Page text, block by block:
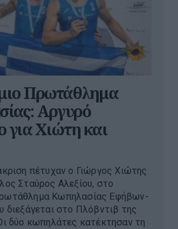
Πρωτάθλημα
Αργυρό
για Χιώτη και
πέτυχαν ο Γιώργος Χιώτης
Σταύρος Αλεξίου, στο
Κωπηλασίας Εφήβων-
διεξάγεται στο Πλόβντιβ της
δύο κωπηλάτες κατέκτησαν τη